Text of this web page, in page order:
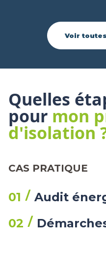
Voir
Quelles
pour mon
d'isolation
CAS PRATIQUE
01
Audit
02